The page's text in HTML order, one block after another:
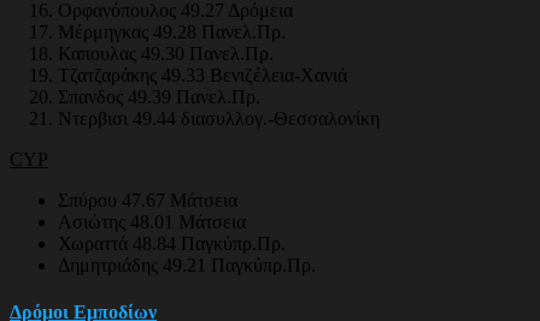
Ορφανόπουλος 49.27 Δρόμεια
Μέρμηγκας 49.28 Πανελ.Πρ.
Καπουλας 49.30 Πανελ.Πρ.
Τζατζαράκης 49.33 Βενιζέλεια-Χανιά
Σπανδος 49.39 Πανελ.Πρ.
Ντερβισι 49.44 διασυλλογ.-Θεσσαλονίκη
CYP
Σπύρου 47.67 Μάτσεια
Ασιώτης 48.01 Μάτσεια
Χωραττά 48.84 Παγκύπρ.Πρ.
Δημητριάδης 49.21 Παγκύπρ.Πρ.
Δρόμοι Εμποδίων